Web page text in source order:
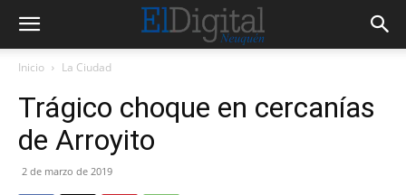
Inicio La Ciudad
Trágico choque en cercanías
de Arroyito
2 de marzo de 2019